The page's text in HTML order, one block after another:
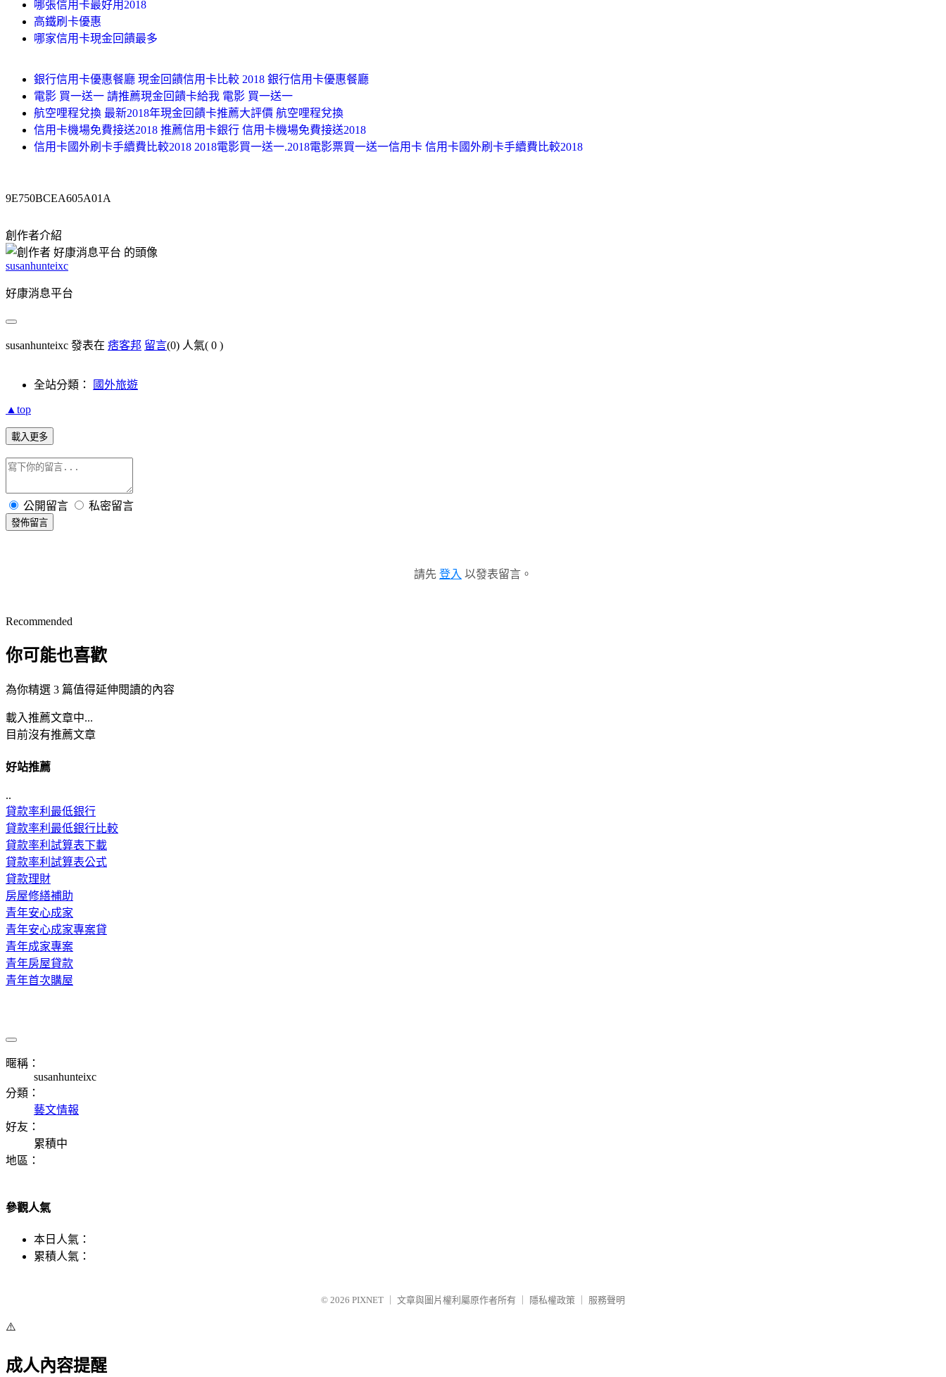
哪張信用卡最好用2018
高鐵刷卡優惠
哪家信用卡現金回饋最多
銀行信用卡優惠餐廳 現金回饋信用卡比較 2018 銀行信用卡優惠餐廳
電影 買一送一 請推薦現金回饋卡給我 電影 買一送一
航空哩程兌換 最新2018年現金回饋卡推薦大評價 航空哩程兌換
信用卡機場免費接送2018 推薦信用卡銀行 信用卡機場免費接送2018
信用卡國外刷卡手續費比較2018 2018電影買一送一.2018電影票買一送一信用卡 信用卡國外刷卡手續費比較2018
9E750BCEA605A01A
創作者介紹
susanhunteixc
好康消息平台
susanhunteixc 發表在 痞客邦 留言(0) 人氣( 0 )
全站分類： 國外旅遊
▲top
載入更多
公開留言 私密留言
發佈留言
請先 登入 以發表留言。
Recommended
你可能也喜歡
為你精選 3 篇值得延伸閱讀的內容
載入推薦文章中...
目前沒有推薦文章
好站推薦
..
貸款率利最低銀行
貸款率利最低銀行比較
貸款率利試算表下載
貸款率利試算表公式
貸款理財
房屋修繕補助
青年安心成家
青年安心成家專案貸
青年成家專案
青年房屋貸款
青年首次購屋
暱稱：
susanhunteixc
分類：
藝文情報
好友：
累積中
地區：
參觀人氣
本日人氣：
累積人氣：
© 2026 PIXNET 文章與圖片權利屬原作者所有 隱私權政策 服務聲明
⚠️
成人內容提醒